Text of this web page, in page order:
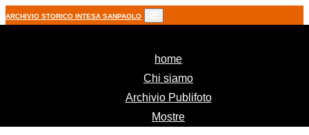
ARCHIVIO STORICO INTESA SANPAOLO
home(current)
Chi siamo
Archivio Publifoto
Mostre